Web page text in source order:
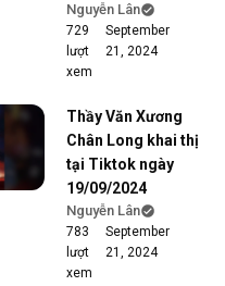
Nguyễn Lân
729
lượt
xem
September
21, 2024
Thầy Văn Xương
Chân Long khai thị
tại Tiktok ngày
19/09/2024
Nguyễn Lân
783
lượt
xem
September
21, 2024